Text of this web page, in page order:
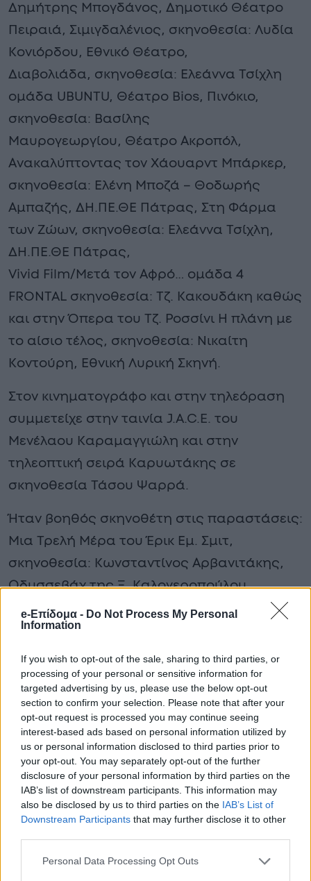
e-Επίδομα - Do Not Process My Personal
Information
If you wish to opt-out of the sale, sharing to third parties, or
processing of your personal or sensitive information for
targeted advertising by us, please use the below opt-out
section to confirm your selection. Please note that after your
opt-out request is processed you may continue seeing
interest-based ads based on personal information utilized by
us or personal information disclosed to third parties prior to
your opt-out. You may separately opt-out of the further
disclosure of your personal information by third parties on the
IAB’s list of downstream participants. This information may
also be disclosed by us to third parties on the IAB’s List of
Downstream Participants that may further disclose it to other
Personal Data Processing Opt Outs
Δημήτρης Μπογδάνος, Δημοτικό Θέατρο
Πειραιά, Σιμιγδαλένιος, σκηνοθεσία: Λυδία
Κονιόρδου, Εθνικό Θέατρο,
Διαβολιάδα, σκηνοθεσία: Ελεάννα Τσίχλη
ομάδα UBUNTU, Θέατρο Bios, Πινόκιο,
σκηνοθεσία: Βασίλης
Μαυρογεωργίου, Θέατρο Ακροπόλ,
Ανακαλύπτοντας τον Χάουαρντ Μπάρκερ,
σκηνοθεσία: Ελένη Μποζά – Θοδωρής
Αμπαζής, ΔΗ.ΠΕ.ΘΕ Πάτρας, Στη Φάρμα
των Ζώων, σκηνοθεσία: Ελεάννα Τσίχλη,
ΔΗ.ΠΕ.ΘΕ Πάτρας,
Vivid Film/Μετά τον Αφρό… ομάδα 4
FRONTAL σκηνοθεσία: Τζ. Κακουδάκη καθώς
και στην Όπερα του Τζ. Ροσσίνι Η πλάνη με
το αίσιο τέλος, σκηνοθεσία: Νικαίτη
Κοντούρη, Εθνική Λυρική Σκηνή.
Στον κινηματογράφο και στην τηλεόραση
συμμετείχε στην ταινία J.A.C.E. του
Μενέλαου Καραμαγγιώλη και στην
τηλεοπτική σειρά Καρυωτάκης σε
σκηνοθεσία Τάσου Ψαρρά.
Ήταν βοηθός σκηνοθέτη στις παραστάσεις:
Μια Τρελή Μέρα του Έρικ Εμ. Σμιτ,
σκηνοθεσία: Κωνσταντίνος Αρβανιτάκης,
Οδυσσεβάχ της Ξ. Καλογεροπούλου,
σκηνοθεσία: Κώστας Γάκης και
συσκηνοθέτησε μαζί με την Αναστασία
παράσταση Μαμ του Σάκη Σερέφα στο
Skrow Theater.